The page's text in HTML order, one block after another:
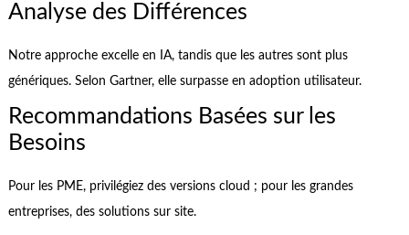
Analyse des Différences
Notre approche excelle en IA, tandis que les autres sont plus
génériques. Selon Gartner, elle surpasse en adoption utilisateur.
Recommandations Basées sur les
Besoins
Pour les PME, privilégiez des versions cloud ; pour les grandes
entreprises, des solutions sur site.